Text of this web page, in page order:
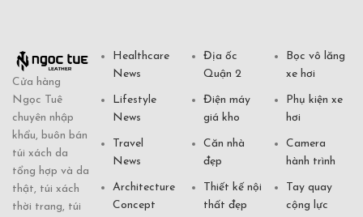
Cửa hàng
Ngọc Tuê
chuyên nhập
khẩu, buôn bán
túi xách da
tổng hợp và da
thật, túi xách
thời trang, túi
Healthcare
News
Lifestyle
News
Travel
News
Architecture
Concept
Địa ốc
Quận 2
Điện máy
giá kho
Căn nhà
đẹp
Thiết kế nội
thất đẹp
Bọc vô lăng
xe hơi
Phụ kiện xe
hơi
Camera
hành trình
Tay quay
cộng lực